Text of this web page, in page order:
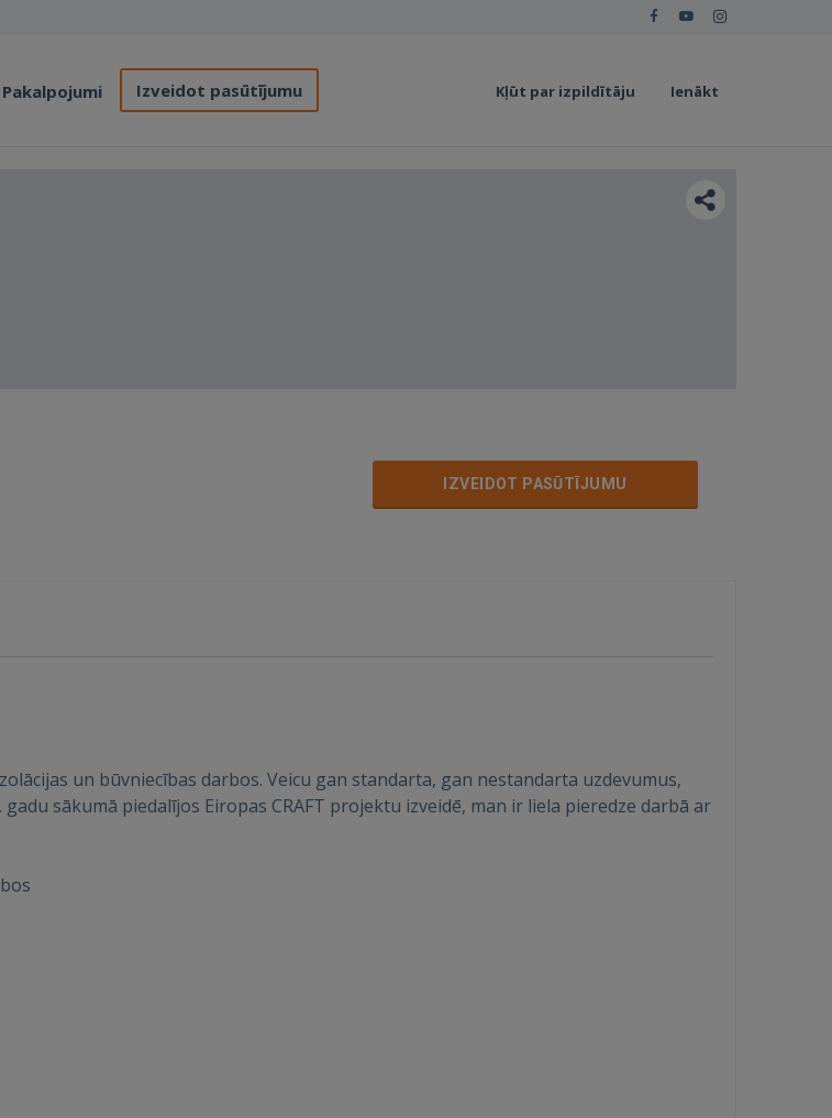
Pakalpojumi Izveidot pasūtījumu Kļūt par izpildītāju Ienākt
IZVEIDOT PASŪTĪJUMU
un būvniecības darbos. Veicu gan standarta, gan nestandarta uzdevumus,
sākumā piedalījos Eiropas CRAFT projektu izveidē, man ir liela pieredze darbā ar